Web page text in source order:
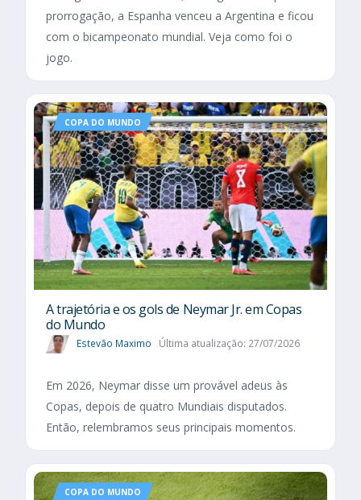
prorrogação, a Espanha venceu a Argentina e ficou
com o bicampeonato mundial. Veja como foi o
jogo.
COPA DO MUNDO
A trajetória e os gols de Neymar Jr. em Copas
do Mundo
Estevão Maximo Última atualização: 27/07/2026
Em 2026, Neymar disse um provável adeus às
Copas, depois de quatro Mundiais disputados.
Então, relembramos seus principais momentos.
COPA DO MUNDO